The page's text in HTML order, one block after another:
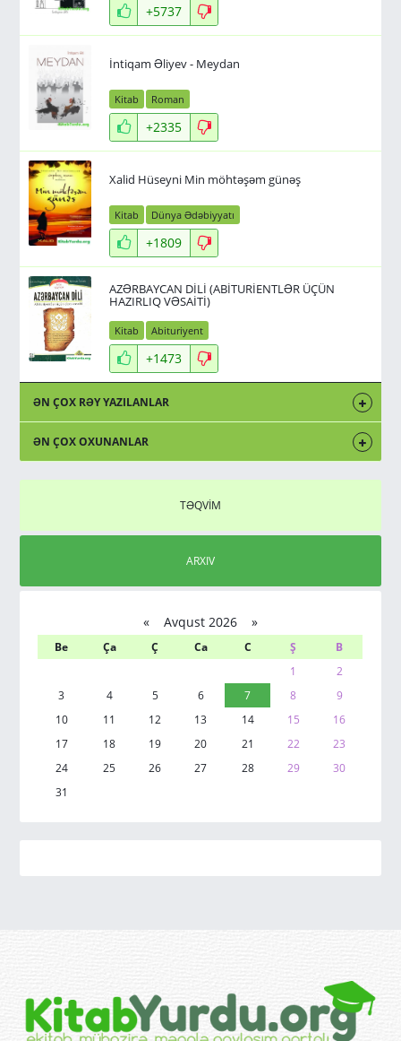
+5737
İntiqam Əliyev - Meydan
Kitab Roman
+2335
Xalid Hüseyni Min möhtəşəm günəş
Kitab Dünya Ədəbiyyatı
+1809
AZƏRBAYCAN DİLİ (ABİTURİENTLƏR ÜÇÜN
HAZIRLIQ VƏSAİTİ)
Kitab Abituriyent
+1473
ƏN ÇOX RƏY YAZILANLAR
ƏN ÇOX OXUNANLAR
TƏQVİM
ARXIV
«Avqust 2026 »
Be Ça Ç Ca C Ş
B
1
2
3
4 5 6 7 8
9
10
11 12 13 14 15
16
17
18 19 20 21 22
23
24
25 26 27 28 29
30
31